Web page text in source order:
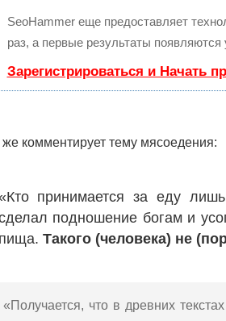
SeoHammer еще предоставляет
раз, а первые результаты
Зарегистрироваться и Начать
комментирует тему мясоедения:
принимается за еду
подношение богам и
пища. Такого (человека) не
что в древних